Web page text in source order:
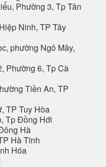
Phường 3, Tp Tân
Ninh, TP Tây
phường Ngô Mây,
Phường 6, Tp Cà
Tiền An, TP
TP Tuy Hòa
Tp Đồng Hới
Hà
Hà Tĩnh
Hóa